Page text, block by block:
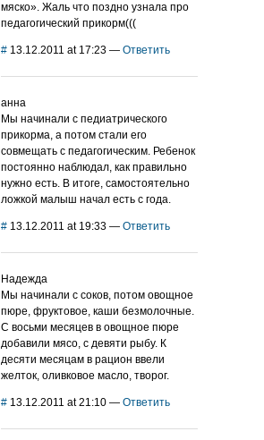
мяско». Жаль что поздно узнала про
педагогический прикорм(((
# 13.12.2011 at 17:23 — Ответить
анна
Мы начинали с педиатрического
прикорма, а потом стали его
совмещать с педагогическим. Ребенок
постоянно наблюдал, как правильно
нужно есть. В итоге, самостоятельно
ложкой малыш начал есть с года.
# 13.12.2011 at 19:33 — Ответить
Надежда
Мы начинали с соков, потом овощное
пюре, фруктовое, каши безмолочные.
С восьми месяцев в овощное пюре
добавили мясо, с девяти рыбу. К
десяти месяцам в рацион ввели
желток, оливковое масло, творог.
# 13.12.2011 at 21:10 — Ответить